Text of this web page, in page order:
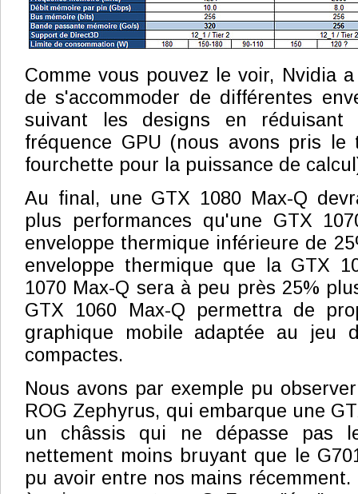
Comme vous pouvez le voir, Nvidia
de s'accommoder de différentes
suivant les designs en
fréquence GPU (nous avons pris
fourchette pour la puissance de
Au final, une GTX 1080 Max-Q
plus performances qu'une GTX
enveloppe thermique inférieure de
enveloppe thermique que la GTX
1070 Max-Q sera à peu près 25%
GTX 1060 Max-Q permettra de
graphique mobile adaptée au jeu
compactes.
Nous avons par exemple pu
ROG Zephyrus, qui embarque une
un châssis qui ne dépasse pas
nettement moins bruyant que le
pu avoir entre nos mains